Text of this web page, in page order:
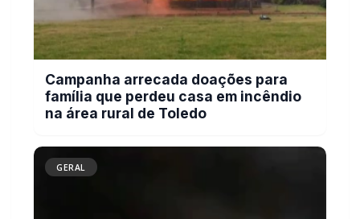
Campanha arrecada doações para
família que perdeu casa em incêndio
na área rural de Toledo
GERAL